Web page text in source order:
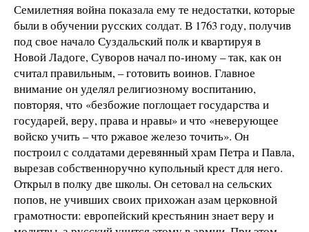
Семилетняя война показала ему те недостатки, которые
были в обучении русских солдат. В 1763 году, получив
под свое начало Суздальский полк и квартируя в
Новой Ладоге, Суворов начал по-иному – так, как он
считал правильным, – готовить воинов. Главное
внимание он уделял религиозному воспитанию,
повторяя, что «безбожие поглощает государства и
государей, веру, права и нравы» и что «неверующее
войско учить – что ржавое железо точить». Он
построил с солдатами деревянный храм Петра и Павла,
вырезав собственноручно купольный крест для него.
Открыл в полку две школы. Он сетовал на сельских
попов, не учивших своих прихожан азам церковной
грамотности: европейский крестьянин знает веру и